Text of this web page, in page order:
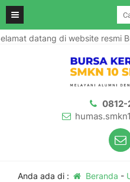
datang di website resmi
Anda ada di : Beranda -